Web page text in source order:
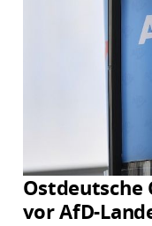
vor AfD-